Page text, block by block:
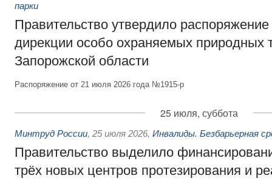
парки
Правительство утвердило
дирекции особо охраняемых природных
Запорожской области
Распоряжение от 21 июля 2026 года №1915-р
25 июля, суббота
Минтруд России, 25 июля 2026, Инвалиды. Безбарьерная
Правительство выделило
трёх новых центров протезирования и